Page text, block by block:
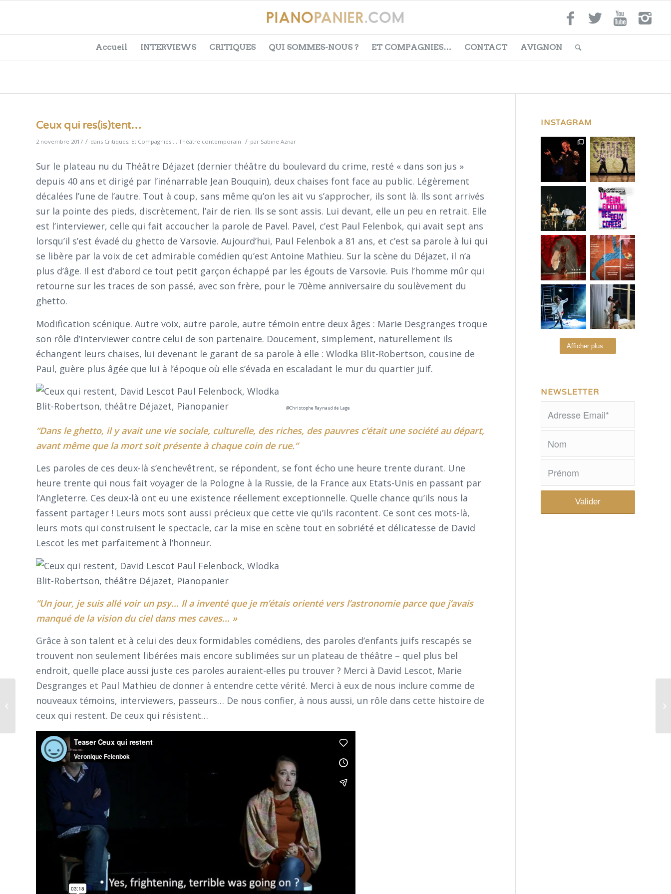
Accueil INTERVIEWS CRITIQUES QUI SOMMES-NOUS ? ET COMPAGNIES… CONTACT AVIGNON
Ceux qui res(is)tent…
2 novembre 2017 / dans Critiques, Et Compagnies..., Théâtre contemporain / par Sabine Aznar
Sur le plateau nu du Théâtre Déjazet (dernier théâtre du boulevard du crime, resté « dans son jus »
depuis 40 ans et dirigé par l’inénarrable Jean Bouquin), deux chaises font face au public. Légèrement
décalées l’une de l’autre. Tout à coup, sans même qu’on les ait vu s’approcher, ils sont là. Ils sont arrivés
sur la pointe des pieds, discrètement, l’air de rien. Ils se sont assis. Lui devant, elle un peu en retrait. Elle
est l’interviewer, celle qui fait accoucher la parole de Pavel. Pavel, c’est Paul Felenbok, qui avait sept ans
lorsqu’il s’est évadé du ghetto de Varsovie. Aujourd’hui, Paul Felenbok a 81 ans, et c’est sa parole à lui qui
se libère par la voix de cet admirable comédien qu’est Antoine Mathieu. Sur la scène du Déjazet, il n’a
plus d’âge. Il est d’abord ce tout petit garçon échappé par les égouts de Varsovie. Puis l’homme mûr qui
retourne sur les traces de son passé, avec son frère, pour le 70ème anniversaire du soulèvement du
ghetto.
Modification scénique. Autre voix, autre parole, autre témoin entre deux âges : Marie Desgranges troque
son rôle d’interviewer contre celui de son partenaire. Doucement, simplement, naturellement ils
échangent leurs chaises, lui devenant le garant de sa parole à elle : Wlodka Blit-Robertson, cousine de
Paul, guère plus âgée que lui à l’époque où elle s’évada en escaladant le mur du quartier juif.
@Christophe Raynaud de Lage
“Dans le ghetto, il y avait une vie sociale, culturelle, des riches, des pauvres c’était une société au départ,
avant même que la mort soit présente à chaque coin de rue.“
Les paroles de ces deux-là s’enchevêtrent, se répondent, se font écho une heure trente durant. Une
heure trente qui nous fait voyager de la Pologne à la Russie, de la France aux Etats-Unis en passant par
l’Angleterre. Ces deux-là ont eu une existence réellement exceptionnelle. Quelle chance qu’ils nous la
fassent partager ! Leurs mots sont aussi précieux que cette vie qu’ils racontent. Ce sont ces mots-là,
leurs mots qui construisent le spectacle, car la mise en scène tout en sobriété et délicatesse de David
Lescot les met parfaitement à l’honneur.
“Un jour, je suis allé voir un psy… Il a inventé que je m’étais orienté vers l’astronomie parce que j’avais
manqué de la vision du ciel dans mes caves… »
Grâce à son talent et à celui des deux formidables comédiens, des paroles d’enfants juifs rescapés se
trouvent non seulement libérées mais encore sublimées sur un plateau de théâtre – quel plus bel
endroit, quelle place aussi juste ces paroles auraient-elles pu trouver ? Merci à David Lescot, Marie
Desgranges et Paul Mathieu de donner à entendre cette vérité. Merci à eux de nous inclure comme de
nouveaux témoins, interviewers, passeurs… De nous confier, à nous aussi, un rôle dans cette histoire de
ceux qui restent. De ceux qui résistent…
INSTAGRAM
Afficher plus...
NEWSLETTER
Intra Muros : trois murs et la liberté